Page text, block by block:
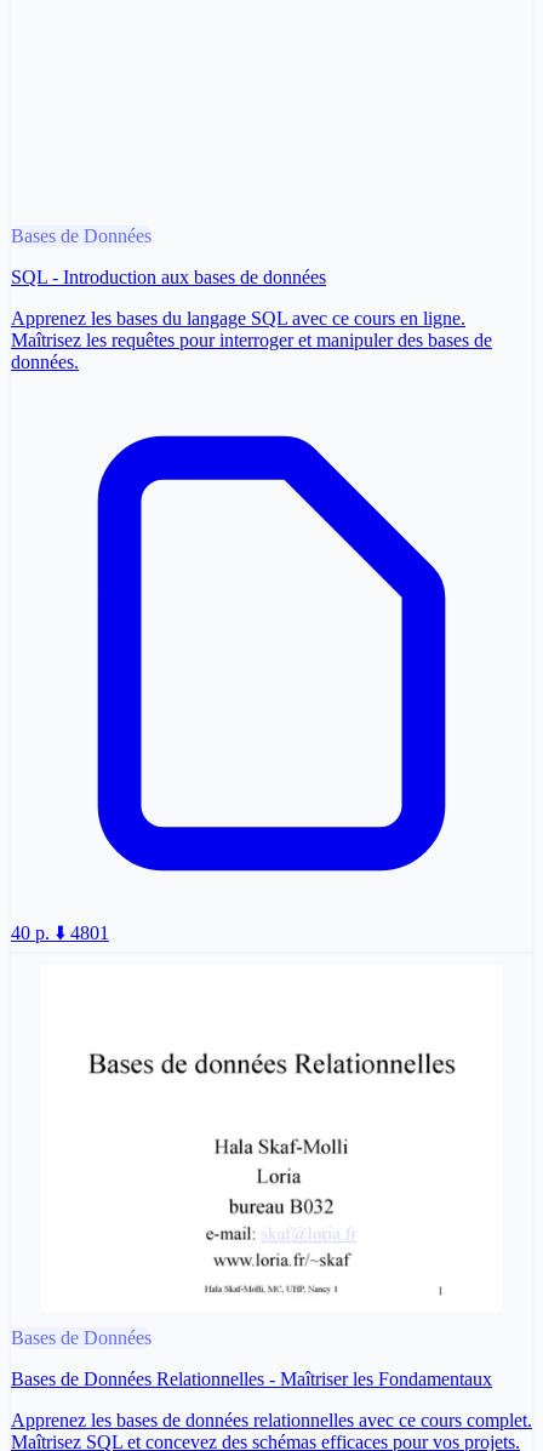
Bases de Données
SQL - Introduction aux bases de données
Apprenez les bases du langage SQL avec ce cours en ligne.
Maîtrisez les requêtes pour interroger et manipuler des bases de
données.
40 p. ⬇️ 4801
Bases de Données
Bases de Données Relationnelles - Maîtriser les Fondamentaux
Apprenez les bases de données relationnelles avec ce cours complet.
Maîtrisez SQL et concevez des schémas efficaces pour vos projets.